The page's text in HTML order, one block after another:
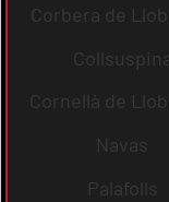
Corbera de
Cornellà de
Navas
Palafolls